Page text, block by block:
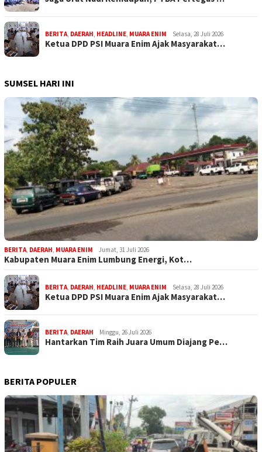
BERITA DAERAH HEADLINE MUARA ENIM Selasa, 28 Juli 2026
Ketua DPD PSI Muara Enim Ajak Masyarakat…
SUMSEL HARI INI
BERITA DAERAH MUARA ENIM Jumat, 31 Juli 2026
Kabupaten Muara Enim Lumbung Energi, Kot…
BERITA DAERAH HEADLINE MUARA ENIM Selasa, 28 Juli 2026
Ketua DPD PSI Muara Enim Ajak Masyarakat…
BERITA DAERAH Minggu, 26 Juli 2026
Hantarkan Tim Raih Juara Umum Diajang Pe…
BERITA POPULER